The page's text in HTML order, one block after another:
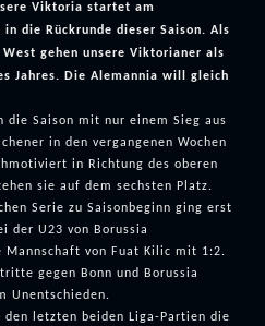
Viktoria startet am
die Rückrunde dieser Saison. Als
gehen unsere Viktorianer als
Jahres. Die Alemannia will gleich
die Saison mit nur einem Sieg aus
in den vergangenen Wochen
in Richtung des oberen
sie auf dem sechsten Platz.
Serie zu Saisonbeginn ging erst
der U23 von Borussia
Mannschaft von Fuat Kilic mit 1:2.
gegen Bonn und Borussia
Unentschieden.
letzten beiden Liga-Partien die